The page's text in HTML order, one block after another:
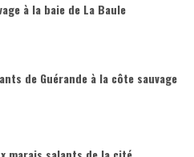
à la baie de La Baule
de Guérande à la côte sauvage